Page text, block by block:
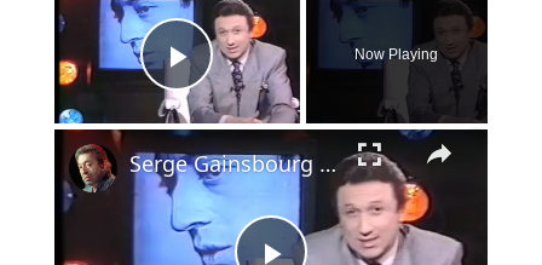
Play Video
Now Playing
Serge Gainsbourg - hommage - le chanteur - 1991